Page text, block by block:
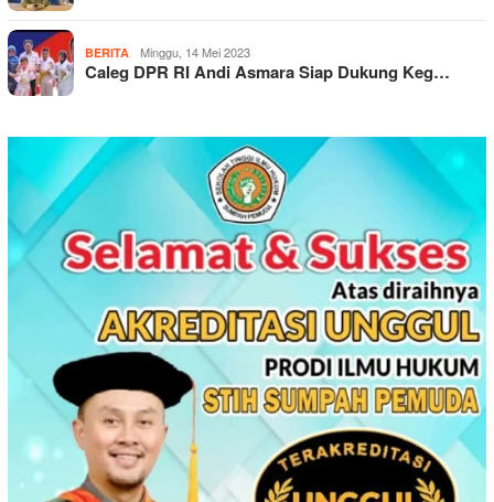
BERITA Minggu, 14 Mei 2023
Caleg DPR RI Andi Asmara Siap Dukung Keg…